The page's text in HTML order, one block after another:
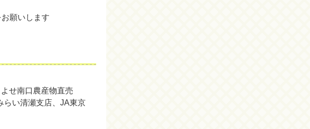
願いします
せ南口農産物直売
らい清瀬支店、JA東京